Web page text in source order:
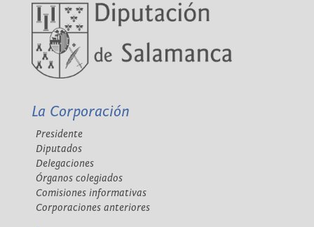
La Corporación
Presidente
Diputados
Delegaciones
Órganos colegiados
Comisiones informativas
Corporaciones anteriores